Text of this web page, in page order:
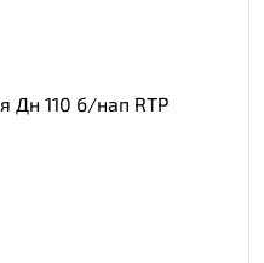
Дн 110 б/нап RTP